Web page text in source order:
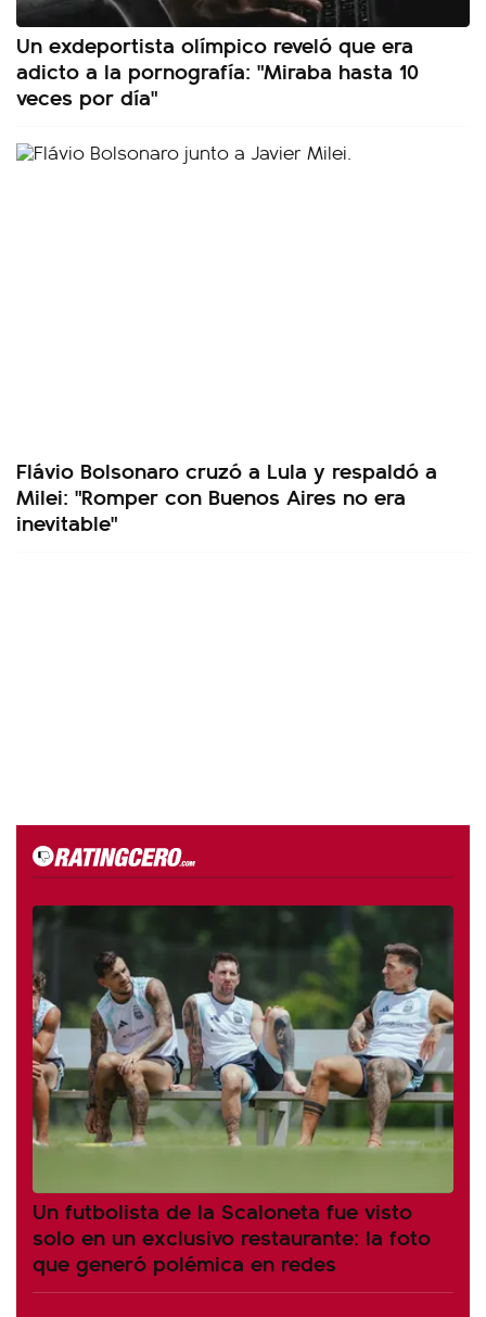
Un exdeportista olímpico reveló que era
adicto a la pornografía: "Miraba hasta 10
veces por día"
Flávio Bolsonaro cruzó a Lula y respaldó a
Milei: "Romper con Buenos Aires no era
inevitable"
Un futbolista de la Scaloneta fue visto
solo en un exclusivo restaurante: la foto
que generó polémica en redes